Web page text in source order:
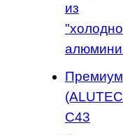
из
Премиум
C43